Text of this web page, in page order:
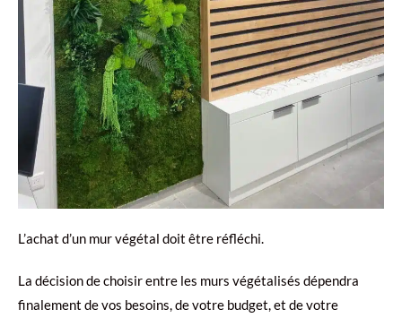
L’achat d’un mur végétal doit être réfléchi.
La décision de choisir entre les murs végétalisés dépendra
finalement de vos besoins, de votre budget, et de votre